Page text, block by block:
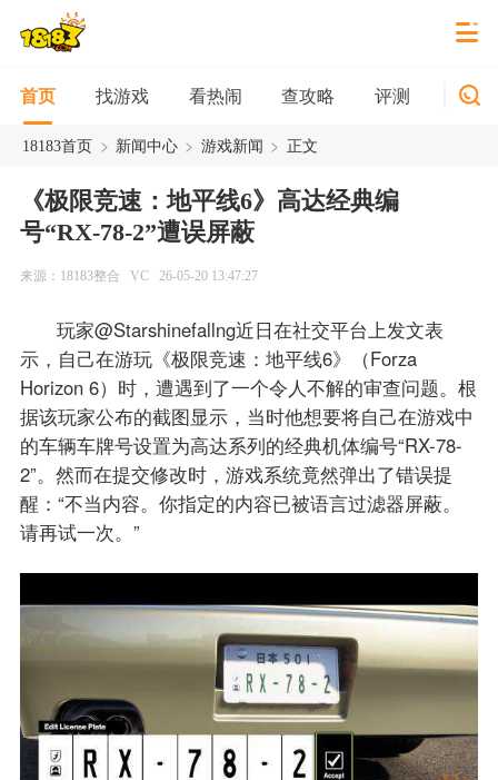
首页 找游戏 看热闹 查攻略 评测 新游
18183首页 > 新闻中心 > 游戏新闻 > 正文
《极限竞速：地平线6》高达经典编
号“RX-78-2”遭误屏蔽
来源：18183整合 VC 26-05-20 13:47:27
玩家@Starshinefallng近日在社交平台上发文表
示，自己在游玩《极限竞速：地平线6》（Forza
Horizon 6）时，遭遇到了一个令人不解的审查问题。根
据该玩家公布的截图显示，当时他想要将自己在游戏中
的车辆车牌号设置为高达系列的经典机体编号“RX-78-
2”。然而在提交修改时，游戏系统竟然弹出了错误提
醒：“不当内容。你指定的内容已被语言过滤器屏蔽。
请再试一次。”